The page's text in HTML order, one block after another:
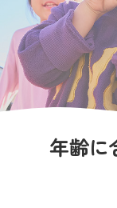
子育てひろばの
写真販売サービス
お仕事をお探しの
年齢に